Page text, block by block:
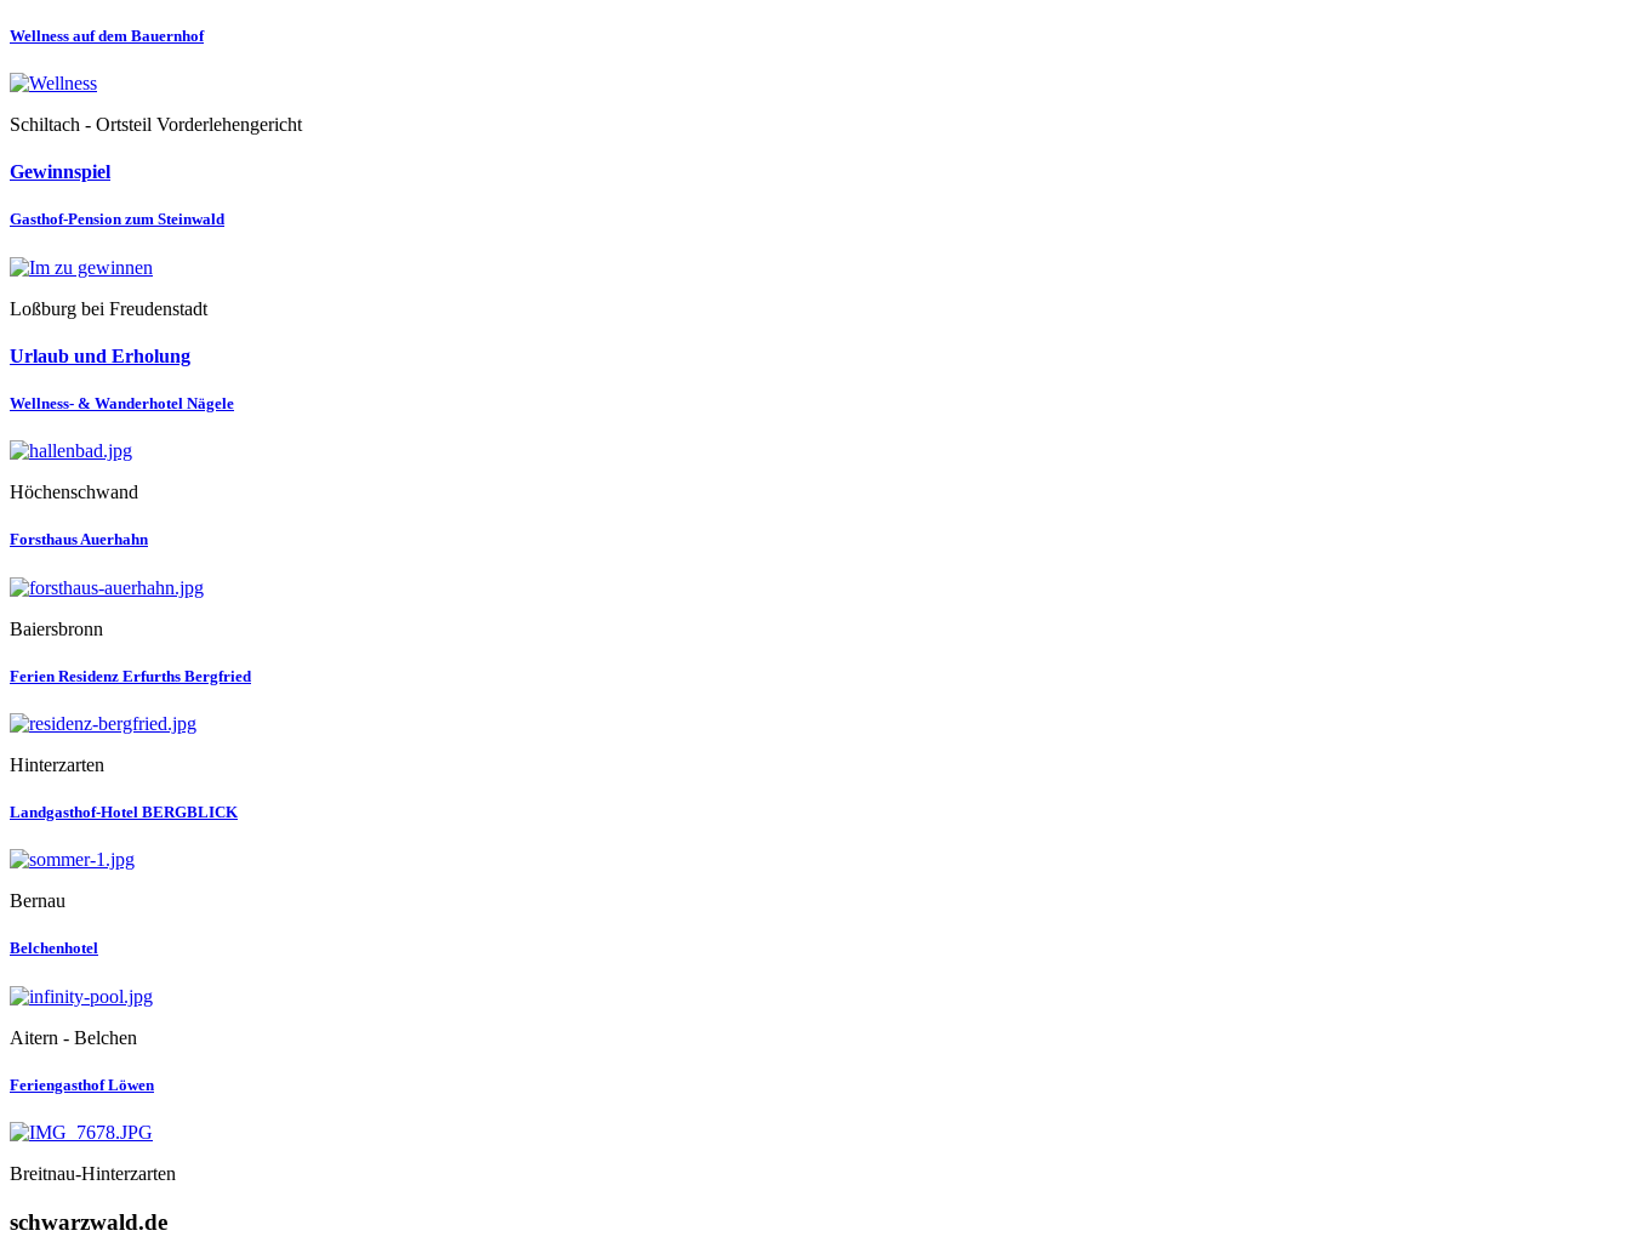
Wellness auf dem Bauernhof
Schiltach - Ortsteil Vorderlehengericht
Gewinnspiel
Gasthof-Pension zum Steinwald
Loßburg bei Freudenstadt
Urlaub und Erholung
Wellness- & Wanderhotel Nägele
Höchenschwand
Forsthaus Auerhahn
Baiersbronn
Ferien Residenz Erfurths Bergfried
Hinterzarten
Landgasthof-Hotel BERGBLICK
Bernau
Belchenhotel
Aitern - Belchen
Feriengasthof Löwen
Breitnau-Hinterzarten
schwarzwald.de